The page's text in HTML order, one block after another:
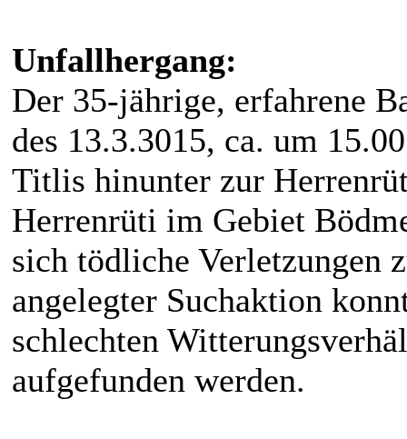
Unfallhergang:
Der 35-jährige, erfahrene
des 13.3.3015, ca. um
Titlis hinunter zur
Herrenrüti im Gebiet
sich tödliche Verletzungen
angelegter Suchaktion
schlechten
aufgefunden werden.